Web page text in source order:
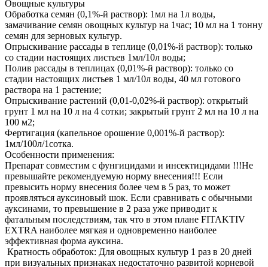
Овощные культуры
Обработка семян (0,1%‐й раствор): 1мл на 1л воды,
замачивание семян овощных культур на 1час; 10 мл на 1 тонну
семян для зерновых культур.
Опрыскивание рассады в теплице (0,01%‐й раствор): только
со стадии настоящих листьев 1мл/10л воды;
Полив рассады в теплицах (0,01%‐й раствор): только со
стадии настоящих листьев 1 мл/10л воды, 40 мл готового
раствора на 1 растение;
Опрыскивание растений (0,01‐0,02%‐й раствор): открытый
грунт 1 мл на 10 л на 4 сотки; закрытый грунт 2 мл на 10 л на
100 м2;
Фертигация (капельное орошение 0,001%‐й раствор):
1мл/100л/1сотка.
Особенности применения:
Препарат совместим с фунгицидами и инсектицидами !!!Не
превышайте рекомендуемую норму внесения!!! Если
превысить норму внесения более чем в 5 раз, то может
проявляться ауксиновый шок. Если сравнивать с обычными
ауксинами, то превышение в 2 раза уже приводит к
фатальным последствиям, так что в этом плане FITAKTIV
EXTRA наиболее мягкая и одновременно наиболее
эффективная форма ауксина.
Кратность обработок: Для овощных культур 1 раз в 20 дней
при визуальных признаках недостаточно развитой корневой